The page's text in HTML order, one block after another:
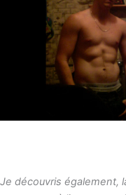
Je découvris également,